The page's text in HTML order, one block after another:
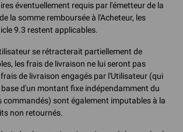
éventuellement requis par l'émetteur de la
la somme remboursée à l'Acheteur, les
9.3 restent applicables.
se rétracterait partiellement de
les frais de livraison ne lui seront pas
de livraison engagés par l'Utilisateur (qui
d'un montant fixe indépendamment du
commandés) sont également imputables à la
non retournés.